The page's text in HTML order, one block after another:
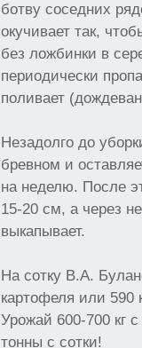
ботву соседних
окучивает так,
без ложбинки в
периодически
поливает
Незадолго до
бревном и
на неделю. После
15-20 см, а через
выкапывает.
На сотку В.А.
картофеля или 590
Урожай 600-700 кг
тонны с сотки!